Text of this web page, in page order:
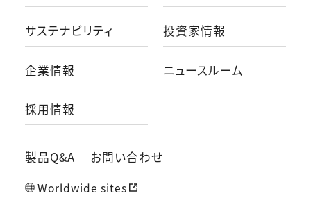
サステナビリティ 投資家情報
企業情報 ニュースルーム
採用情報
製品Q&A お問い合わせ
Worldwide sites